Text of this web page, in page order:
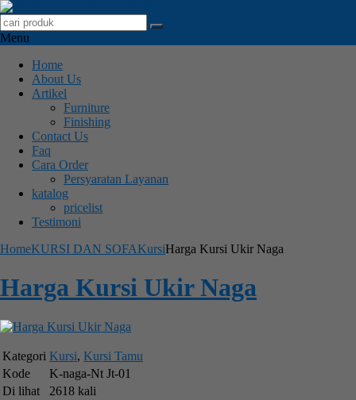
Menu
Home
About Us
Artikel
Furniture
Finishing
Contact Us
Faq
Cara Order
Persyaratan Layanan
katalog
pricelist
Testimoni
HomeKURSI DAN SOFAKursiHarga Kursi Ukir Naga
Harga Kursi Ukir Naga
Kategori Kursi, Kursi Tamu
Kode
K-naga-Nt Jt-01
Di lihat
2618 kali